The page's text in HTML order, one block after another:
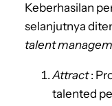
Keberhasilan
selanjutnya
talent
Attract:
talented